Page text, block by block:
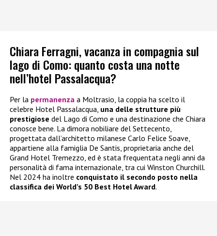
Chiara Ferragni, vacanza in compagnia sul
lago di Como: quanto costa una notte
nell’hotel Passalacqua?
Per la permanenza a Moltrasio, la coppia ha scelto il
celebre Hotel Passalacqua, una delle strutture più
prestigiose del Lago di Como e una destinazione che Chiara
conosce bene. La dimora nobiliare del Settecento,
progettata dall’architetto milanese Carlo Felice Soave,
appartiene alla famiglia De Santis, proprietaria anche del
Grand Hotel Tremezzo, ed è stata frequentata negli anni da
personalità di fama internazionale, tra cui Winston Churchill.
Nel 2024 ha inoltre conquistato il secondo posto nella
classifica dei World’s 50 Best Hotel Award.